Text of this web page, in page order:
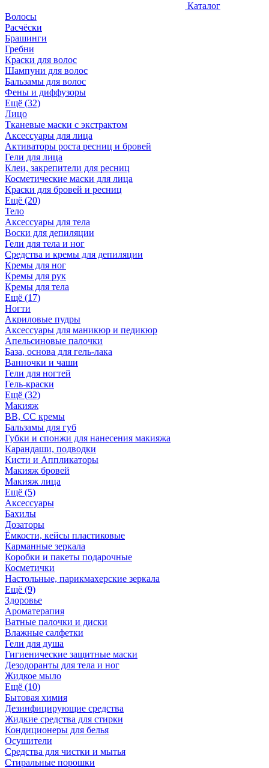
Каталог
Волосы
Расчёски
Брашинги
Гребни
Краски для волос
Шампуни для волос
Бальзамы для волос
Фены и диффузоры
Ещё (32)
Лицо
Тканевые маски с экстрактом
Аксессуары для лица
Активаторы роста ресниц и бровей
Гели для лица
Клеи, закрепители для ресниц
Косметические маски для лица
Краски для бровей и ресниц
Ещё (20)
Тело
Аксессуары для тела
Воски для депиляции
Гели для тела и ног
Средства и кремы для депиляции
Кремы для ног
Кремы для рук
Кремы для тела
Ещё (17)
Ногти
Акриловые пудры
Аксессуары для маникюр и педикюр
Апельсиновые палочки
База, основа для гель-лака
Ванночки и чаши
Гели для ногтей
Гель-краски
Ещё (32)
Макияж
BB, СС кремы
Бальзамы для губ
Губки и спонжи для нанесения макияжа
Карандаши, подводки
Кисти и Аппликаторы
Макияж бровей
Макияж лица
Ещё (5)
Аксессуары
Бахилы
Дозаторы
Ёмкости, кейсы пластиковые
Карманные зеркала
Коробки и пакеты подарочные
Косметички
Настольные, парикмахерские зеркала
Ещё (9)
Здоровье
Ароматерапия
Ватные палочки и диски
Влажные салфетки
Гели для душа
Гигиенические защитные маски
Дезодоранты для тела и ног
Жидкое мыло
Ещё (10)
Бытовая химия
Дезинфицирующие средства
Жидкие средства для стирки
Кондиционеры для белья
Осушители
Средства для чистки и мытья
Стиральные порошки